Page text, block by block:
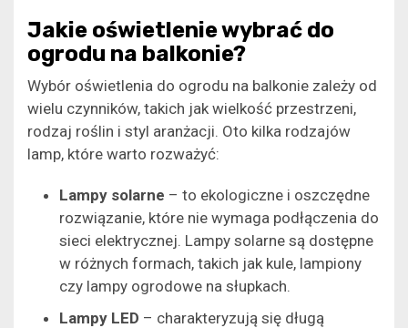
Jakie oświetlenie wybrać do
ogrodu na balkonie?
Wybór oświetlenia do ogrodu na balkonie zależy od
wielu czynników, takich jak wielkość przestrzeni,
rodzaj roślin i styl aranżacji. Oto kilka rodzajów
lamp, które warto rozważyć:
Lampy solarne – to ekologiczne i oszczędne
rozwiązanie, które nie wymaga podłączenia do
sieci elektrycznej. Lampy solarne są dostępne
w różnych formach, takich jak kule, lampiony
czy lampy ogrodowe na słupkach.
Lampy LED – charakteryzują się długą